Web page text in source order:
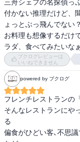
三舟シェフの名探偵っ
付かない推理だけど、
ょっとぶっ飛んでない
お料理も想像するだけ
ラダ、食べてみたいなぁ
ブクログレビューは
いいねできません
powered by ブクログ
フレンチレストランの
そんなレストランにや
る
偏食がひどい客､不思